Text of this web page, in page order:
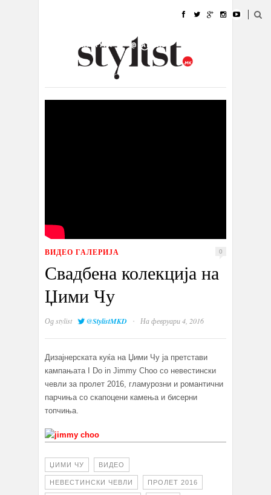
УБАВИНА
КУЛТУРА @РАБОТА
ИЗЛОГ
ВИДЕО ГАЛЕРИЈА 0
Свадбена колекција на
Џими Чу
Одstylist @StylistMKD · На февруари 4, 2016
Дизајнерската куќа на Џими Чу ја претстави
кампањата I Do in Jimmy Choo со невестински
чевли за пролет 2016, гламурозни и романтични
парчиња со скапоцени камења и бисерни
топчиња.
ЏИМИ ЧУ ВИДЕО
НЕВЕСТИНСКИ ЧЕВЛИ ПРОЛЕТ 2016